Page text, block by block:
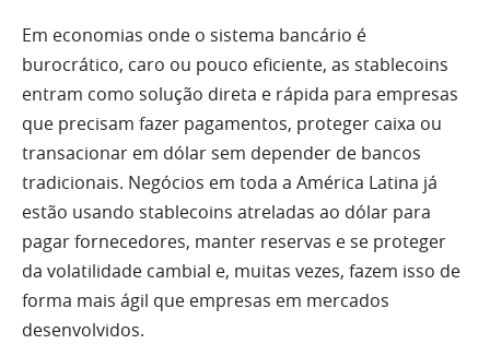
Em economias onde o sistema bancário é
burocrático, caro ou pouco eficiente, as stablecoins
entram como solução direta e rápida para empresas
que precisam fazer pagamentos, proteger caixa ou
transacionar em dólar sem depender de bancos
tradicionais. Negócios em toda a América Latina já
estão usando stablecoins atreladas ao dólar para
pagar fornecedores, manter reservas e se proteger
da volatilidade cambial e, muitas vezes, fazem isso de
forma mais ágil que empresas em mercados
desenvolvidos.